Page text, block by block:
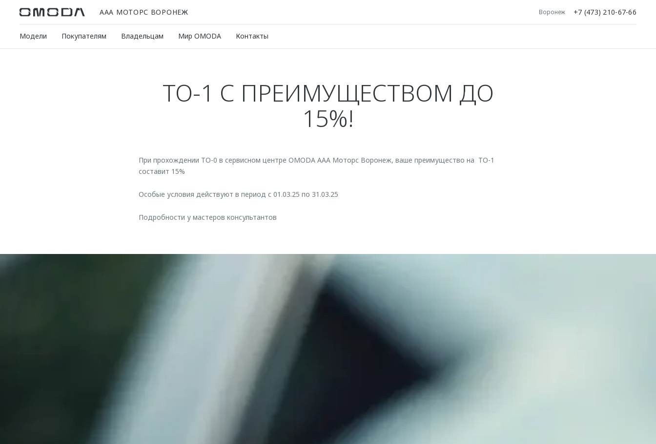
ААА МОТОРС ВОРОНЕЖ Воронеж +7 (473) 210-67-66
Модели Покупателям Владельцам Мир OMODA Контакты
ТО-1 С ПРЕИМУЩЕСТВОМ ДО
15%!
При прохождении ТО-0 в сервисном центре OMODA ААА Моторс Воронеж, ваше преимущество на ТО-1
составит 15%
Особые условия действуют в период с 01.03.25 по 31.03.25
Подробности у мастеров консультантов